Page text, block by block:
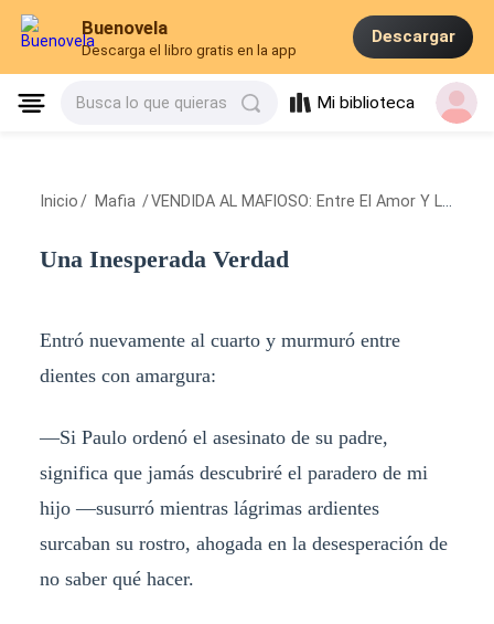
Buenovela
Descarga el libro gratis en la app
Descargar
Busca lo que quieras Mi biblioteca
Inicio / Mafia /VENDIDA AL MAFIOSO: Entre El Amor Y La Venganza
Una Inesperada Verdad
Entró nuevamente al cuarto y murmuró entre
dientes con amargura:
—Si Paulo ordenó el asesinato de su padre,
significa que jamás descubriré el paradero de mi
hijo —susurró mientras lágrimas ardientes
surcaban su rostro, ahogada en la desesperación de
no saber qué hacer.